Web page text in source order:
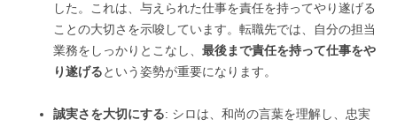
した。これは、与えられた仕事を責任を持ってやり遂げる
ことの大切さを示唆しています。転職先では、自分の担当
業務をしっかりとこなし、 最後まで責任を持って仕事をや
り遂げるという姿勢が重要になります。
誠実さを大切にする: シロは、和尚の言葉を理解し、忠実